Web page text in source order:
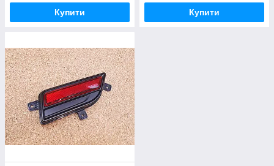
Купити Купити